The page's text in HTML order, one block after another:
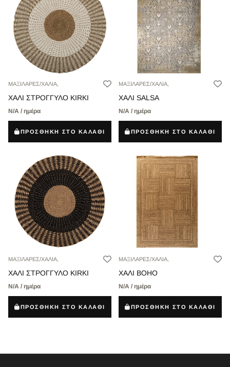
ΜΑΞΙΛΑΡΕΣ/ΧΑΛΙΑ,
ΧΑΛΙ ΣΤΡΟΓΓΥΛΟ KIRKI
Ν/Α / ημέρα
ΠΡΟΣΘΗΚΗ ΣΤΟ ΚΑΛΑΘΙ
ΜΑΞΙΛΑΡΕΣ/ΧΑΛΙΑ,
ΧΑΛΙ SALSA
Ν/Α / ημέρα
ΠΡΟΣΘΗΚΗ ΣΤΟ ΚΑΛΑΘΙ
ΜΑΞΙΛΑΡΕΣ/ΧΑΛΙΑ,
ΧΑΛΙ ΣΤΡΟΓΓΥΛΟ KIRKI
Ν/Α / ημέρα
ΠΡΟΣΘΗΚΗ ΣΤΟ ΚΑΛΑΘΙ
ΜΑΞΙΛΑΡΕΣ/ΧΑΛΙΑ,
ΧΑΛΙ BOHO
Ν/Α / ημέρα
ΠΡΟΣΘΗΚΗ ΣΤΟ ΚΑΛΑΘΙ